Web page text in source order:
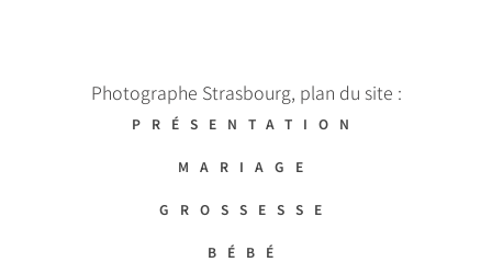
Photographe Strasbourg, plan du site :
PRÉSENTATION
MARIAGE
GROSSESSE
BÉBÉ